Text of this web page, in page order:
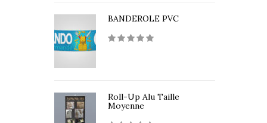
BANDEROLE PVC
Roll-Up Alu Taille
Moyenne